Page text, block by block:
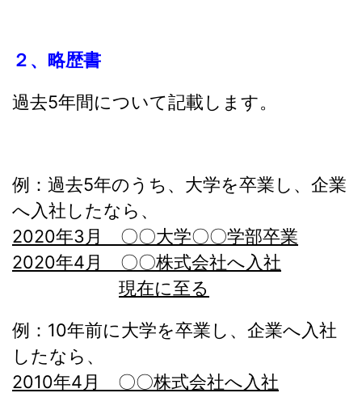
２、略歴書
過去5年間について記載します。
例：過去5年のうち、大学を卒業し、企業
へ入社したなら、
2020年3月 〇〇大学〇〇学部卒業
2020年4月 〇〇株式会社へ入社
現在に至る
例：10年前に大学を卒業し、企業へ入社
したなら、
2010年4月 〇〇株式会社へ入社